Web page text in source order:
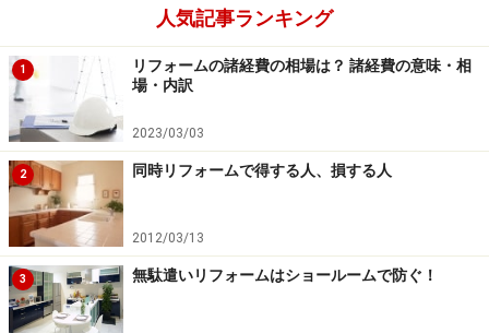
そんな場合は、タンクレストイレ導入を機に、狭いトイ
レスペースでもコーナー部やトイレ側面壁などを上手に
活用して設置できる手洗い器を検討されてはいかがでし
ょうか。同時に給排水管の工事も必要にはなりますが、
配管を露出させることなく上手に格納することができる
タイプなら、工期が短くでき、工事費用も割安です。手
洗い器の本体価格は4万～10万円位（自動水栓タイプな
ら10万～20万円）で、設置工事は2万～7万円程度です。
人気記事ランキング
1
リフォームの諸経費の相場は？ 諸経費の意味・相
場・内訳
2023/03/03
2 同時リフォームで得する人、損する人
2012/03/13
3 無駄遣いリフォームはショールームで防ぐ！